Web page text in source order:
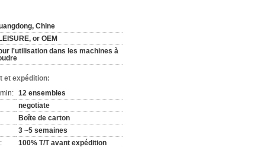
Chine
or OEM
l'utilisation dans les machines à
et expédition:
12 ensembles
negotiate
Boîte de carton
3 ~5 semaines
100% T/T avant expédition